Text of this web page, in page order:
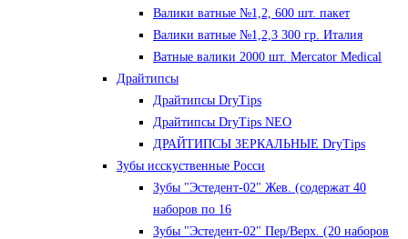
Валики ватные №1,2, 600 шт. пакет
Валики ватные №1,2,3 300 гр. Италия
Ватные валики 2000 шт. Mercator Medical
Драйтипсы
Драйтипсы DryTips
Драйтипсы DryTips NEO
ДРАЙТИПСЫ ЗЕРКАЛЬНЫЕ DryTips
Зубы исскуственные Росси
Зубы "Эстедент-02" Жев. (содержат 40
наборов по 16
Зубы "Эстедент-02" Пер/Верх. (20 наборов